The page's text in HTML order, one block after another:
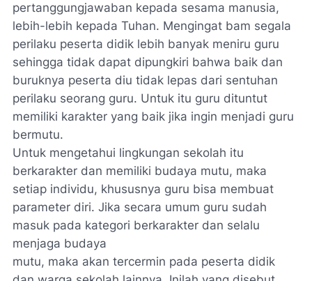
pertanggungjawaban kepada sesama manusia,
lebih-lebih kepada Tuhan. Mengingat bam segala
perilaku peserta didik lebih banyak meniru guru
sehingga tidak dapat dipungkiri bahwa baik dan
buruknya peserta diu tidak lepas dari sentuhan
perilaku seorang guru. Untuk itu guru dituntut
memiliki karakter yang baik jika ingin menjadi guru
bermutu.
Untuk mengetahui lingkungan sekolah itu
berkarakter dan memiliki budaya mutu, maka
setiap individu, khususnya guru bisa membuat
parameter diri. Jika secara umum guru sudah
masuk pada kategori berkarakter dan selalu
menjaga budaya
mutu, maka akan tercermin pada peserta didik